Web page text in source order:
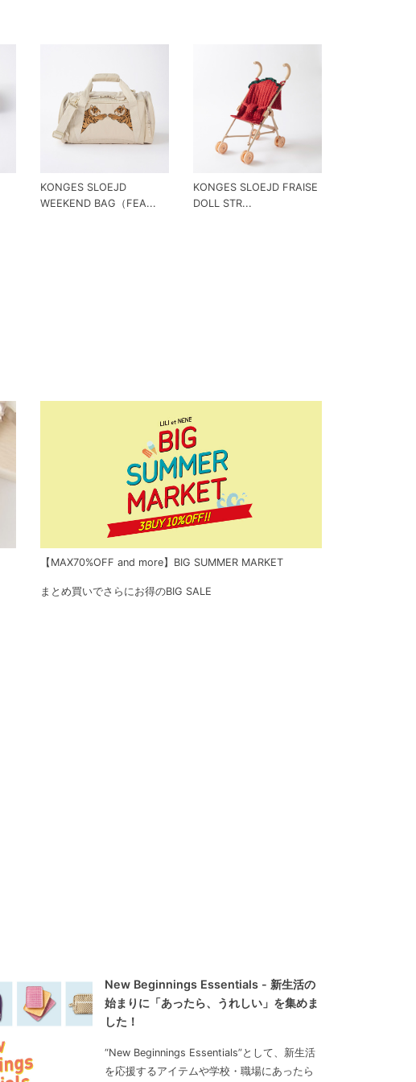
KONGES SLOEJD
WEEKEND BAG（FEA...
KONGES SLOEJD FRAISE
DOLL STR...
【MAX70%OFF and more】BIG SUMMER MARKET
まとめ買いでさらにお得のBIG SALE
New Beginnings Essentials - 新生活の
始まりに「あったら、うれしい」を集めま
した！
“New Beginnings Essentials”として、新生活
を応援するアイテムや学校・職場にあったら